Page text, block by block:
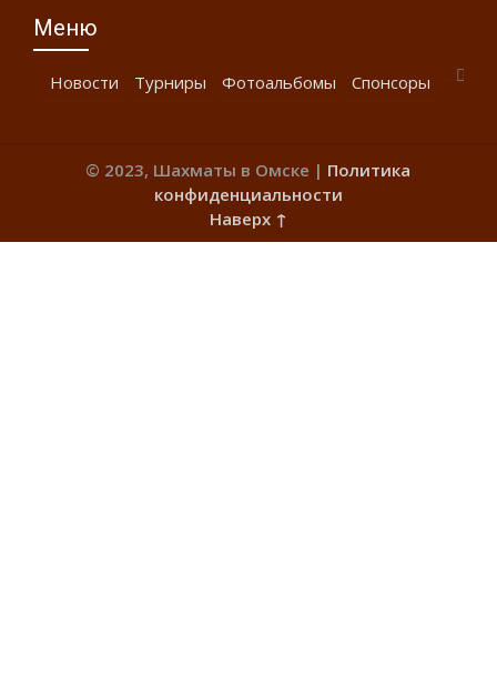
Меню
Новости Турниры Фотоальбомы Спонсоры
© 2023, Шахматы в Омске | Политика
конфиденциальности
Наверх ↑